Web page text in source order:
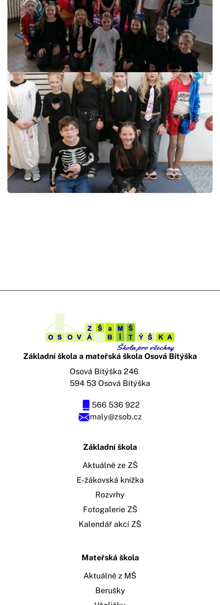
Základní škola a mateřská škola Osová Bítýška
maly@zsob.cz
566 536 922
Osová Bítýška 246
594 53 Osová Bítýška
Základní škola
Aktuálně ze ZŠ
E-žákovská knížka
Rozvrhy
Fotogalerie ZŠ
Kalendář akcí ZŠ
Mateřská škola
Aktuálně z MŠ
Berušky